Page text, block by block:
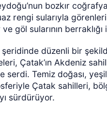
bozkır
rengi sularıyla
ve göl sularının
şeridinde düzenli bir
Çatak’ın Akdeniz
serdi. Temiz doğası,
Çatak sahilleri,
sürdürüyor.
ÖZEL HABER